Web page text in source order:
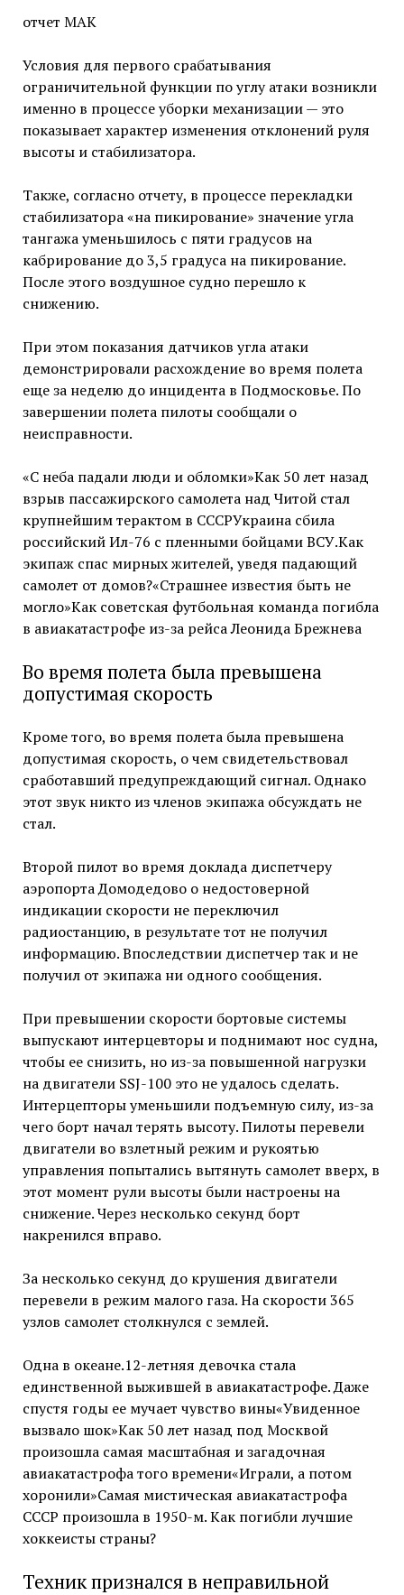
отчет МАК
Условия для первого срабатывания
ограничительной функции по углу атаки возникли
именно в процессе уборки механизации — это
показывает характер изменения отклонений руля
высоты и стабилизатора.
Также, согласно отчету, в процессе перекладки
стабилизатора «на пикирование» значение угла
тангажа уменьшилось с пяти градусов на
кабрирование до 3,5 градуса на пикирование.
После этого воздушное судно перешло к
снижению.
При этом показания датчиков угла атаки
демонстрировали расхождение во время полета
еще за неделю до инцидента в Подмосковье. По
завершении полета пилоты сообщали о
неисправности.
«С неба падали люди и обломки»Как 50 лет назад
взрыв пассажирского самолета над Читой стал
крупнейшим терактом в СССРУкраина сбила
российский Ил-76 с пленными бойцами ВСУ.Как
экипаж спас мирных жителей, уведя падающий
самолет от домов?«Страшнее известия быть не
могло»Как советская футбольная команда погибла
в авиакатастрофе из-за рейса Леонида Брежнева
Во время полета была превышена
допустимая скорость
Кроме того, во время полета была превышена
допустимая скорость, о чем свидетельствовал
сработавший предупреждающий сигнал. Однако
этот звук никто из членов экипажа обсуждать не
стал.
Второй пилот во время доклада диспетчеру
аэропорта Домодедово о недостоверной
индикации скорости не переключил
радиостанцию, в результате тот не получил
информацию. Впоследствии диспетчер так и не
получил от экипажа ни одного сообщения.
При превышении скорости бортовые системы
выпускают интерцевторы и поднимают нос судна,
чтобы ее снизить, но из-за повышенной нагрузки
на двигатели SSJ-100 это не удалось сделать.
Интерцепторы уменьшили подъемную силу, из-за
чего борт начал терять высоту. Пилоты перевели
двигатели во взлетный режим и рукоятью
управления попытались вытянуть самолет вверх, в
этот момент рули высоты были настроены на
снижение. Через несколько секунд борт
накренился вправо.
За несколько секунд до крушения двигатели
перевели в режим малого газа. На скорости 365
узлов самолет столкнулся с землей.
Одна в океане.12-летняя девочка стала
единственной выжившей в авиакатастрофе. Даже
спустя годы ее мучает чувство вины«Увиденное
вызвало шок»Как 50 лет назад под Москвой
произошла самая масштабная и загадочная
авиакатастрофа того времени«Играли, а потом
хоронили»Самая мистическая авиакатастрофа
СССР произошла в 1950-м. Как погибли лучшие
хоккеисты страны?
Техник признался в неправильной